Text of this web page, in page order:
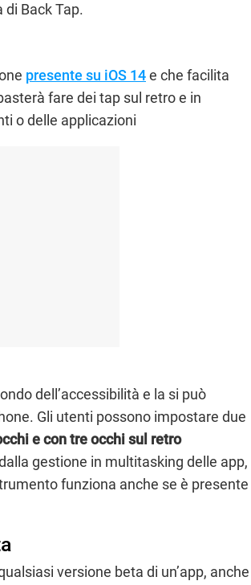
Back Tap.
presente su iOS 14e che facilita
fare dei tap sul retro e in
o delle applicazioni
dell’accessibilità e la si può
Gli utenti possono impostare due
e con tre occhi sul retro
gestione in multitasking delle app,
funziona anche se è presente
versione beta di un’app, anche